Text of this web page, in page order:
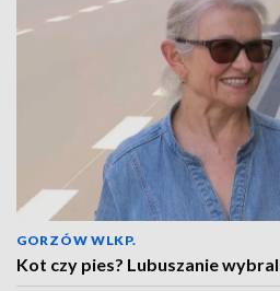
GORZÓW WLKP.
Kot czy pies? Lubuszanie